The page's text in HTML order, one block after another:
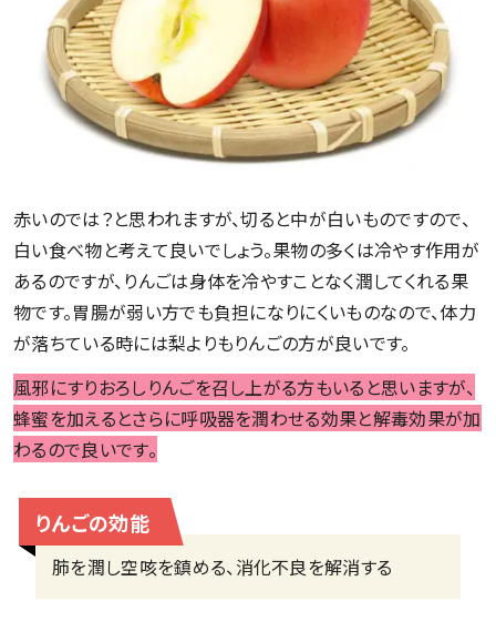
赤いのでは？と思われますが、切ると中が白いものですので、
白い食べ物と考えて良いでしょう。果物の多くは冷やす作用が
あるのですが、りんごは身体を冷やすことなく潤してくれる果
物です。胃腸が弱い方でも負担になりにくいものなので、体力
が落ちている時には梨よりもりんごの方が良いです。
風邪にすりおろしりんごを召し上がる方もいると思いますが、
蜂蜜を加えるとさらに呼吸器を潤わせる効果と解毒効果が加
わるので良いです。
りんごの効能
肺を潤し空咳を鎮める、消化不良を解消する